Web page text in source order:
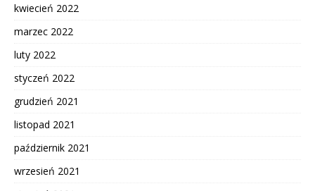
kwiecień 2022
marzec 2022
luty 2022
styczeń 2022
grudzień 2021
listopad 2021
październik 2021
wrzesień 2021